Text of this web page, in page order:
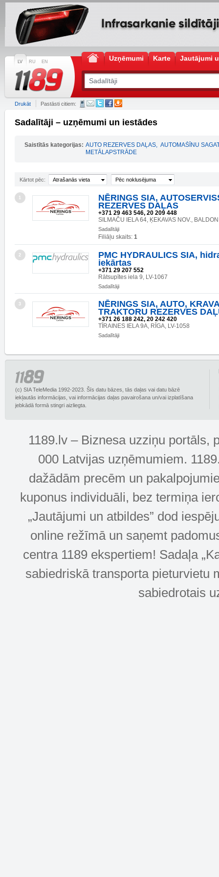
LV RU EN Uzņēmumi Karte Jautājumi
Drukāt Pastāsti citiem:
Sadalītāji – uzņēmumi un iestādes
Saistītās kategorijas: AUTO REZERVES DAĻAS, AUTOMAŠĪNU
METĀLAPSTRĀDE
Kārtot pēc: Atrašanās vieta Pēc noklusējuma
1
NĒRINGS SIA,
REZERVES DAĻAS
+371 29 463 546, 20 209 448
SILMAČU IELA 64, ĶEKAVAS NOV.,
Sadalītāji
Filiāļu skaits: 1
2
PMC HYDRAULICS SIA,
iekārtas
+371 29 207 552
Rātsupītes iela 9, LV-1067
Sadalītāji
3
NĒRINGS SIA, AUTO,
TRAKTORU REZERVES
+371 26 188 242, 20 242 420
TĪRAINES IELA 9A, RĪGA, LV-1058
Sadalītāji
(c) SIA TeleMedia 1992-2023. Šīs datu bāzes, tās daļas vai datu bāzē
iekļautās informācijas, vai informācijas daļas pavairošana un/vai izplatīšana
jebkādā formā stingri aizliegta.
1189.lv – Biznesa uzziņu portāls,
000 Latvijas uzņēmumiem.
dažādām precēm un
kuponus individuāli, bez termiņa
„Jautājumi un atbildes” dod
online režīmā un saņemt
centra 1189 ekspertiem! Sadaļa
sabiedriskā transporta pieturvietu
sabiedrotais